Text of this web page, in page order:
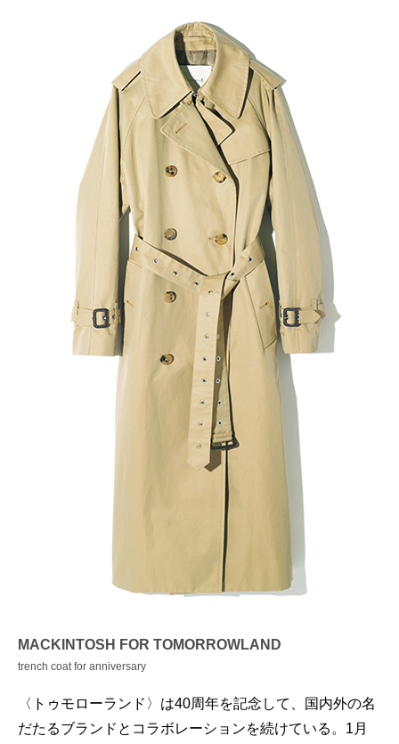
MACKINTOSH FOR TOMORROWLAND
trench coat for anniversary
〈トゥモローランド〉は40周年を記念して、国内外の名
だたるブランドとコラボレーションを続けている。1月